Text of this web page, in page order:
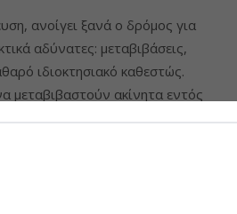
ανοίγει ξανά ο δρόμος για
αδύνατες: μεταβιβάσεις,
ιδιοκτησιακό καθεστώς.
μεταβιβαστούν ακίνητα εντός
σχεδίου που στους δασικούς
ιστορικό χάρτη του 1945